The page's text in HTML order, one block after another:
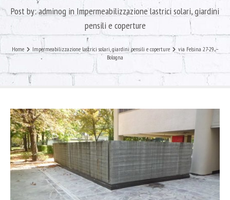
Post by:adminog in Impermeabilizzazione lastrici solari, giardini
pensili e coperture
Home Impermeabilizzazione lastrici solari, giardini pensili e coperture
via Felsina 27-29 –
Bologna